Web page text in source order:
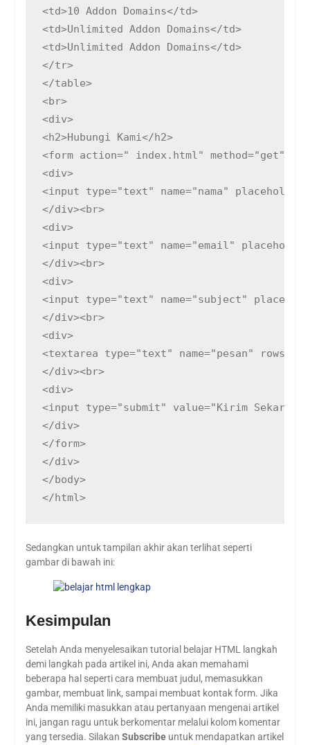
<td>10 Addon Domains</td>
<td>Unlimited Addon Domains</td>
<td>Unlimited Addon Domains</td>
</tr>
</table>
<br>
<div>
<h2>Hubungi Kami</h2>
<form action=" index.html" method="get">
<div>
<input type="text" name="nama"
</div><br>
<div>
<input type="text" name="email"
</div><br>
<div>
<input type="text" name="subject"
</div><br>
<div>
<textarea type="text" name="pesan"
</div><br>
<div>
<input type="submit" value="Kirim
</div>
</form>
</div>
</body>
</html>
Sedangkan untuk tampilan akhir akan terlihat seperti
gambar di bawah ini:
Kesimpulan
Setelah Anda menyelesaikan tutorial belajar HTML langkah
demi langkah pada artikel ini, Anda akan memahami
beberapa hal seperti cara membuat judul, memasukkan
gambar, membuat link, sampai membuat kontak form. Jika
Anda memiliki masukkan atau pertanyaan mengenai artikel
ini, jangan ragu untuk berkomentar melalui kolom komentar
yang tersedia. Silakan Subscribeuntuk mendapatkan artikel